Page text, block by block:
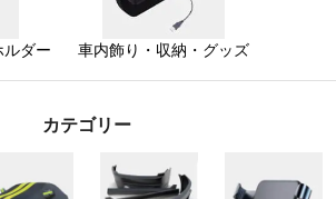
ルダー 車内飾り・収納・グッズ
カテゴリー